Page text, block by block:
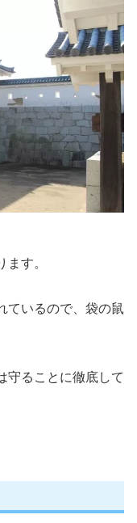
す。
ているので、袋の鼠
守ることに徹底して